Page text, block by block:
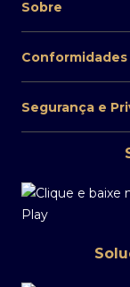
Sobre
Conformidades
Segurança e